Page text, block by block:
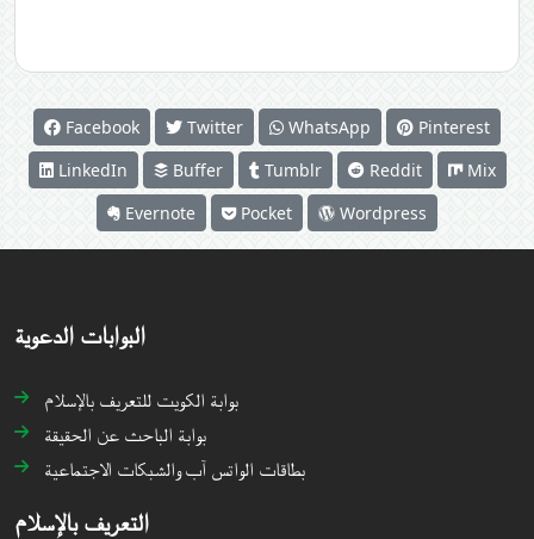
Facebook Twitter WhatsApp
Pinterest
LinkedIn
Buffer Tumblr Reddit
Mix
Evernote
Pocket Wordpress
البوابات الدعوية
بوابة الكويت للتعريف بالإسلام
بوابة الباحث عن الحقيقة
بطاقات الواتس آب والشبكات الاجتماعية
التعريف بالإسلام